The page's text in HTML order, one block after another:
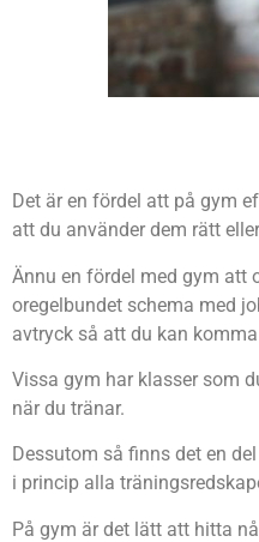
Det är en fördel att på gym
att du använder dem rätt
Ännu en fördel med gym att
oregelbundet schema med
avtryck så att du kan
Vissa gym har klasser som
när du tränar.
Dessutom så finns det en
i princip alla
På gym är det lätt att hitta